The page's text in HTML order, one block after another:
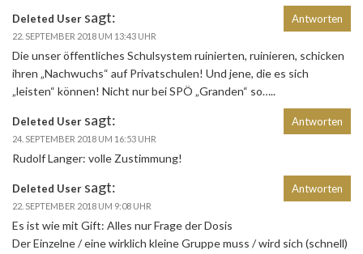
Deleted User sagt:
22. SEPTEMBER 2018 UM 13:43 UHR
Die unser öffentliches Schulsystem ruinierten, ruinieren, schicken
ihren „Nachwuchs“ auf Privatschulen! Und jene, die es sich
„leisten“ können! Nicht nur bei SPÖ „Granden“ so…..
Antworten
Deleted User sagt:
24. SEPTEMBER 2018 UM 16:53 UHR
Rudolf Langer: volle Zustimmung!
Antworten
Deleted User sagt:
22. SEPTEMBER 2018 UM 9:08 UHR
Es ist wie mit Gift: Alles nur Frage der Dosis
Der Einzelne / eine wirklich kleine Gruppe muss / wird sich (schnell)
Antworten